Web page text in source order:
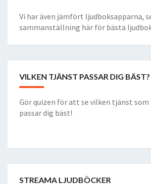
Vi har även jämfört ljudboksapparna,
sammanställning här för bästa
VILKEN TJÄNST PASSAR DIG BÄST?
Gör quizen för att se vilken tjänst som
passar dig bäst!
STREAMA LJUDBÖCKER